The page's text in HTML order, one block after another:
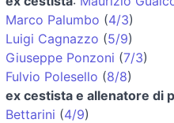
Marco Palumbo (4/3)
Luigi Cagnazzo (5/9)
Giuseppe Ponzoni (7/3)
Fulvio Polesello (8/8)
ex cestista e allenatore di
Bettarini (4/9)